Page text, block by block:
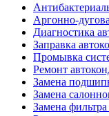
Аргонно-
Диагностика
Заправка
Промывка
Ремонт
Замена
Замена
Замена